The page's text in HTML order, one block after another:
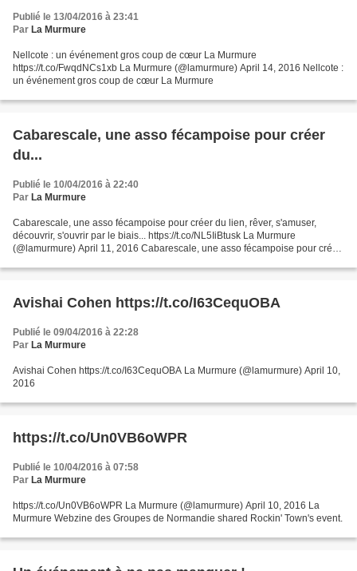
Publié le 13/04/2016 à 23:41
Par La Murmure
Nellcote : un événement gros coup de cœur La Murmure
https://t.co/FwqdNCs1xb La Murmure (@lamurmure) April 14, 2016 Nellcote :
un événement gros coup de cœur La Murmure
Cabarescale, une asso fécampoise pour créer
du...
Publié le 10/04/2016 à 22:40
Par La Murmure
Cabarescale, une asso fécampoise pour créer du lien, rêver, s'amuser,
découvrir, s'ouvrir par le biais... https://t.co/NL5IiBtusk La Murmure
(@lamurmure) April 11, 2016 Cabarescale, une asso fécampoise pour créer
Avishai Cohen https://t.co/I63CequOBA
Publié le 09/04/2016 à 22:28
Par La Murmure
Avishai Cohen https://t.co/I63CequOBA La Murmure (@lamurmure) April 10,
2016
https://t.co/Un0VB6oWPR
Publié le 10/04/2016 à 07:58
Par La Murmure
https://t.co/Un0VB6oWPR La Murmure (@lamurmure) April 10, 2016 La
Murmure Webzine des Groupes de Normandie shared Rockin' Town's event.